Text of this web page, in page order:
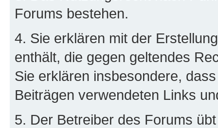
Forums bestehen.
4. Sie erklären mit der
enthält, die gegen geltendes
Sie erklären insbesondere,
Beiträgen verwendeten Links
5. Der Betreiber des Forums